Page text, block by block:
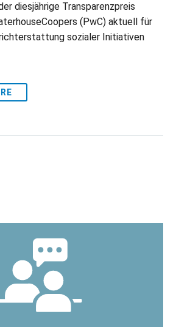
diesjährige Transparenzpreis
(PwC) aktuell für
sozialer Initiativen